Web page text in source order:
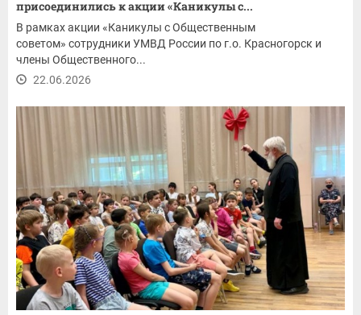
присоединились к акции «Каникулы с...
В рамках акции «Каникулы с Общественным
советом» сотрудники УМВД России по г.о. Красногорск и
члены Общественного...
22.06.2026